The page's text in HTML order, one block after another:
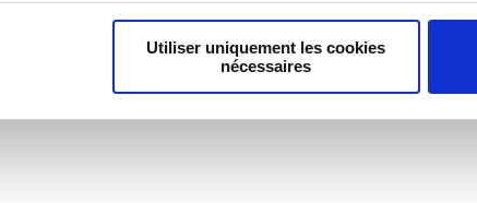
Utiliser uniquement les cookies
nécessaires